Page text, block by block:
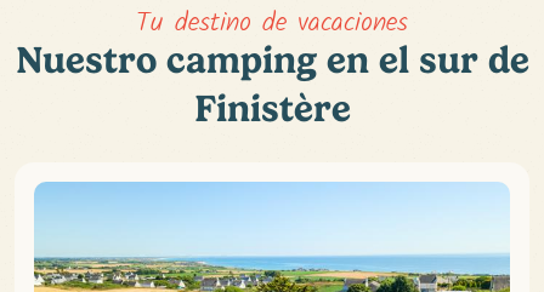
Tu destino de vacaciones
Nuestro camping en el sur de
Finistère